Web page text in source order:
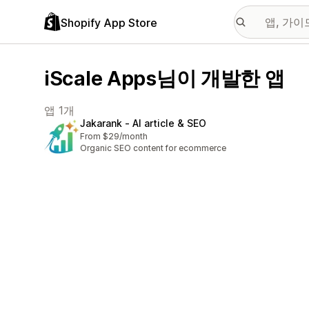
Shopify App Store
iScale Apps님이 개발한 앱
앱 1개
Jakarank ‑ AI article & SEO
From $29/month
Organic SEO content for ecommerce